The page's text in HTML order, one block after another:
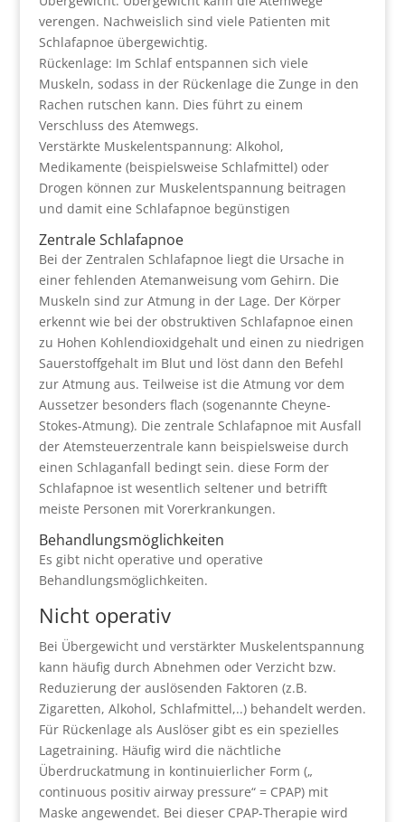
verengen. Nachweislich sind viele Patienten mit
Schlafapnoe übergewichtig.
Rückenlage: Im Schlaf entspannen sich viele
Muskeln, sodass in der Rückenlage die Zunge in den
Rachen rutschen kann. Dies führt zu einem
Verschluss des Atemwegs.
Verstärkte Muskelentspannung: Alkohol,
Medikamente (beispielsweise Schlafmittel) oder
Drogen können zur Muskelentspannung beitragen
und damit eine Schlafapnoe begünstigen
Zentrale Schlafapnoe
Bei der Zentralen Schlafapnoe liegt die Ursache in
einer fehlenden Atemanweisung vom Gehirn. Die
Muskeln sind zur Atmung in der Lage. Der Körper
erkennt wie bei der obstruktiven Schlafapnoe einen
zu Hohen Kohlendioxidgehalt und einen zu niedrigen
Sauerstoffgehalt im Blut und löst dann den Befehl
zur Atmung aus. Teilweise ist die Atmung vor dem
Aussetzer besonders flach (sogenannte Cheyne-
Stokes-Atmung). Die zentrale Schlafapnoe mit Ausfall
der Atemsteuerzentrale kann beispielsweise durch
einen Schlaganfall bedingt sein. diese Form der
Schlafapnoe ist wesentlich seltener und betrifft
meiste Personen mit Vorerkrankungen.
Behandlungsmöglichkeiten
Es gibt nicht operative und operative
Behandlungsmöglichkeiten.
Nicht operativ
Bei Übergewicht und verstärkter Muskelentspannung
kann häufig durch Abnehmen oder Verzicht bzw.
Reduzierung der auslösenden Faktoren (z.B.
Zigaretten, Alkohol, Schlafmittel,..) behandelt werden.
Für Rückenlage als Auslöser gibt es ein spezielles
Lagetraining. Häufig wird die nächtliche
Überdruckatmung in kontinuierlicher Form („
continuous positiv airway pressure“ = CPAP) mit
Maske angewendet. Bei dieser CPAP-​Therapie wird